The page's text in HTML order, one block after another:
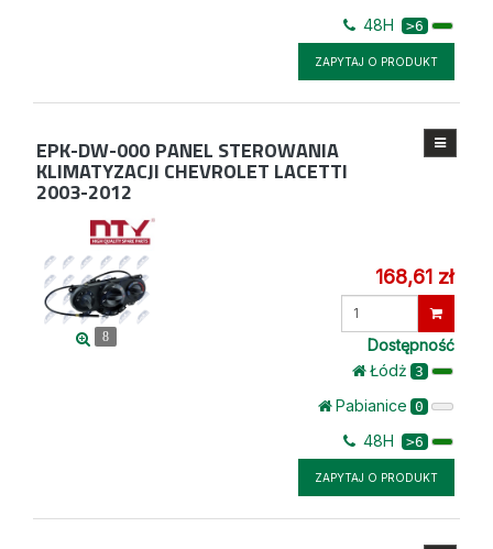
48H >6
ZAPYTAJ O PRODUKT
EPK-DW-000 PANEL STEROWANIA
KLIMATYZACJI CHEVROLET LACETTI
2003-2012
8
168,61 zł
Wprowadź
Dostępność
Łódż 3
Pabianice 0
48H >6
ZAPYTAJ O PRODUKT